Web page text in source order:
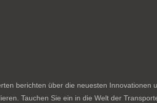
berichten über die neuesten
Tauchen Sie ein in die Welt der